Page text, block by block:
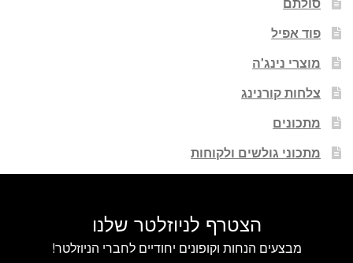
פוד אפיל
מוצרי נינג'ה
צלחות קורנינג
מתכונים
מתכוני גולשים ולקוחות
הצטרף לניוזלטר שלנו
מבצעים הנחות וקופונים יחודיים לחברי הניוזלטר!